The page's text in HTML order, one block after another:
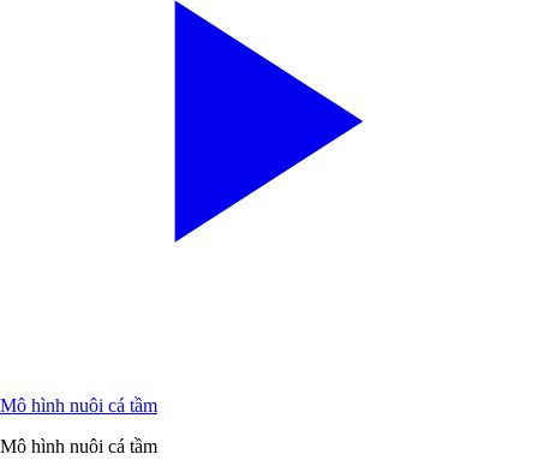
Mô hình nuôi cá tầm
Mô hình nuôi cá tầm